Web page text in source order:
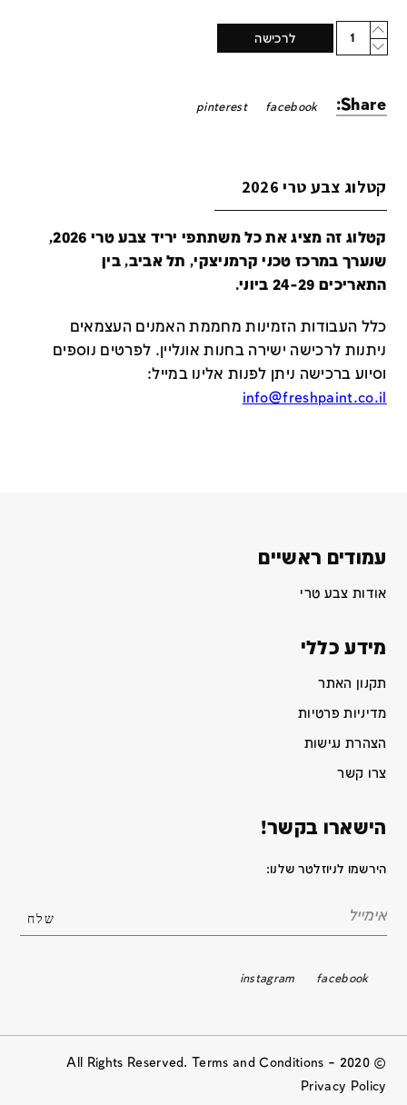
Quantity
לרכישה
Share:
facebook
pinterest
קטלוג צבע טרי 2026
קטלוג זה מציג את כל משתתפי יריד צבע טרי 2026,
שנערך במרכז טכני קרמניצקי, תל אביב, בין
התאריכים 24-29 ביוני.
כלל העבודות הזמינות מחממת האמנים העצמאים
ניתנות לרכישה ישירה בחנות אונליין. לפרטים נוספים
וסיוע ברכישה ניתן לפנות אלינו במייל:
info@freshpaint.co.il
עמודים ראשיים
אודות צבע טרי
מידע כללי
תקנון האתר
מדיניות פרטיות
הצהרת נגישות
צרו קשר
הישארו בקשר!
הירשמו לניוזלטר שלנו:
facebook
instagram
© 2020 All Rights Reserved. Terms and Conditions –
Privacy Policy